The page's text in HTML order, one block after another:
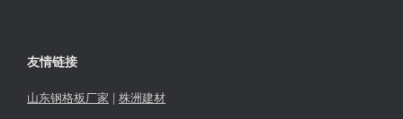
友情链接
山东钢格板厂家 | 株洲建材